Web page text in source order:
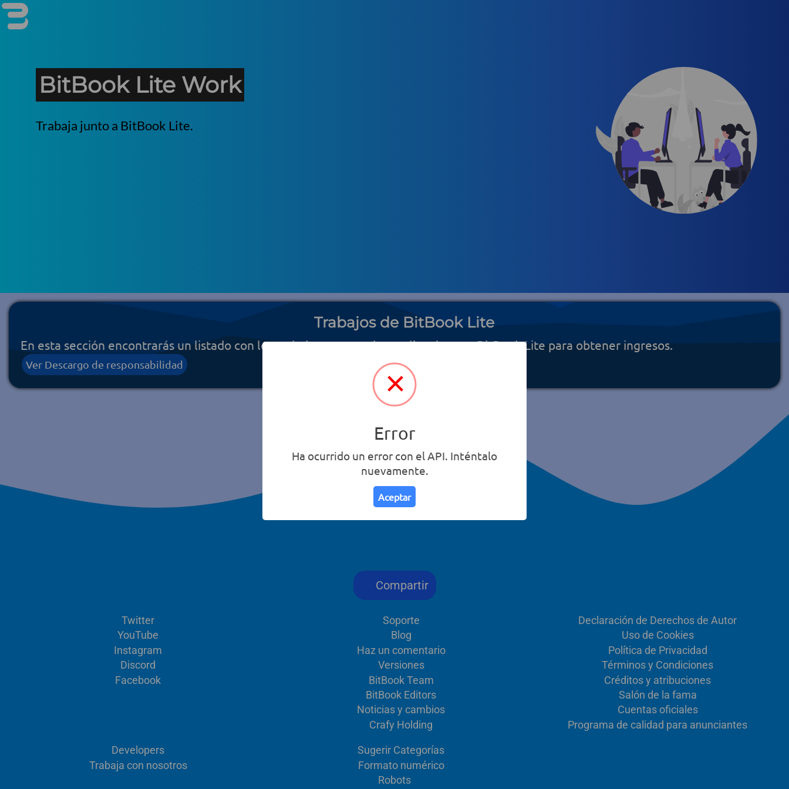
BitBook Lite Work
Trabaja junto a BitBook Lite.
Trabajos de BitBook Lite
En esta sección encontrarás un listado con los trabajos que puedes realizar junto a BitBook Lite para obtener ingresos.
Ver Descargo de responsabilidad
Compartir
Twitter
YouTube
Instagram
Discord
Facebook
Soporte
Blog
Haz un comentario
Versiones
BitBook Team
BitBook Editors
Noticias y cambios
Crafy Holding
Declaración de Derechos de Autor
Uso de Cookies
Política de Privacidad
Términos y Condiciones
Créditos y atribuciones
Salón de la fama
Cuentas oficiales
Programa de calidad para anunciantes
Developers
Trabaja con nosotros
Sugerir Categorías
Formato numérico
Robots
Error
Ha ocurrido un error con el API. Inténtalo
nuevamente.
Aceptar